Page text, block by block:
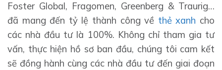
Foster Global, Fragomen, Greenberg & Traurig…
đã mang đến tỷ lệ thành công về thẻ xanh cho
các nhà đầu tư là 100%. Không chỉ tham gia tư
vấn, thực hiện hồ sơ ban đầu, chúng tôi cam kết
sẽ đồng hành cùng các nhà đầu tư đến giai đoạn